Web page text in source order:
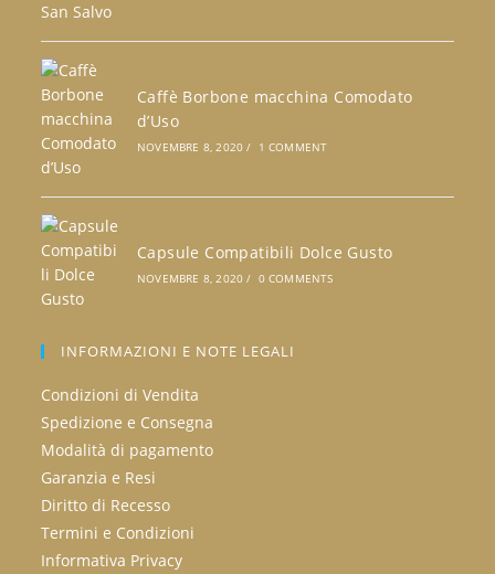
Caffè Borbone macchina Comodato
d’Uso
NOVEMBRE 8, 2020 / 1 COMMENT
Capsule Compatibili Dolce Gusto
NOVEMBRE 8, 2020 / 0 COMMENTS
INFORMAZIONI E NOTE LEGALI
Condizioni di Vendita
Spedizione e Consegna
Modalità di pagamento
Garanzia e Resi
Diritto di Recesso
Termini e Condizioni
Informativa Privacy